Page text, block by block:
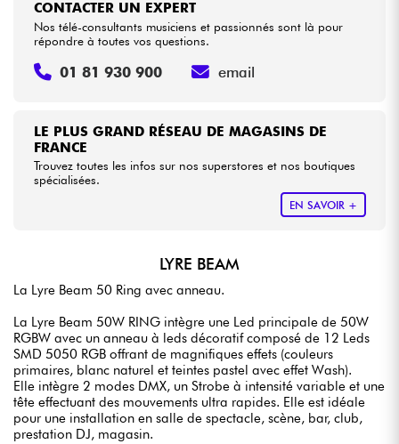
LE PLUS GRAND RÉSEAU DE MAGASINS DE
FRANCE
Trouvez toutes les infos sur nos superstores et nos boutiques
spécialisées.
EN SAVOIR +
CONTACTER UN EXPERT
Nos télé-consultants musiciens et passionnés sont là pour
répondre à toutes vos questions.
01 81 930 900 email
LYRE BEAM
La Lyre Beam 50 Ring avec anneau.
La Lyre Beam 50W RING intègre une Led principale de 50W
RGBW avec un anneau à leds décoratif composé de 12 Leds
SMD 5050 RGB offrant de magnifiques effets (couleurs
primaires, blanc naturel et teintes pastel avec effet Wash).
Elle intègre 2 modes DMX, un Strobe à intensité variable et une
tête effectuant des mouvements ultra rapides. Elle est idéale
pour une installation en salle de spectacle, scène, bar, club,
prestation DJ, magasin.